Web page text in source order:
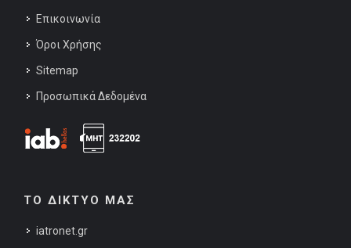
Επικοινωνία
Όροι Χρήσης
Sitemap
Προσωπικά Δεδομένα
ΤΟ ΔΙΚΤΥΟ ΜΑΣ
iatronet.gr